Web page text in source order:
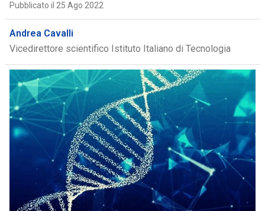
Pubblicato il 25 Ago 2022
Andrea Cavalli
Vicedirettore scientifico Istituto Italiano di Tecnologia